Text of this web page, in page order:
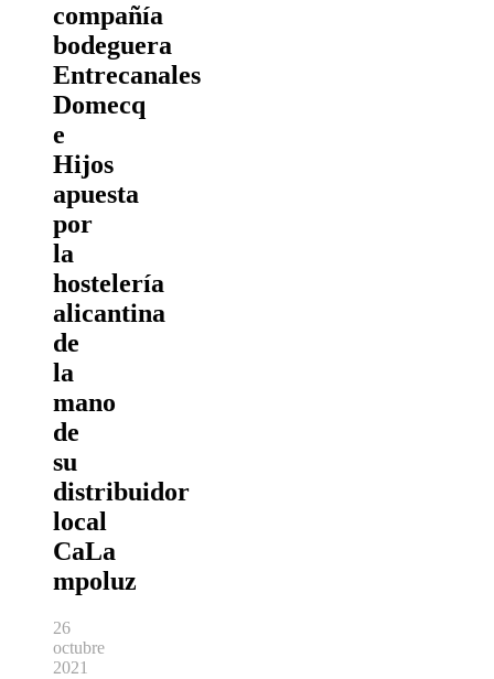
compañía
bodeguera
Entrecanales
Domecq
e
Hijos
apuesta
por
la
hostelería
alicantina
de
la
mano
de
su
distribuidor
local
CaLa
mpoluz
26
octubre
2021